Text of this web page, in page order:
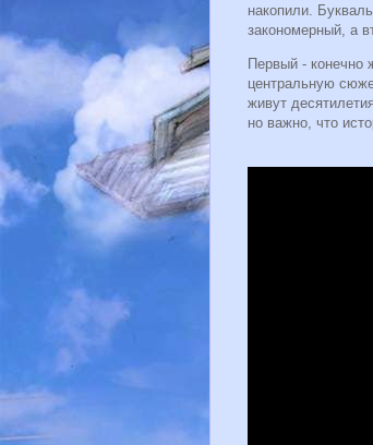
накопили.
закономерный, а
Первый -
центральную
живут
но важно, что